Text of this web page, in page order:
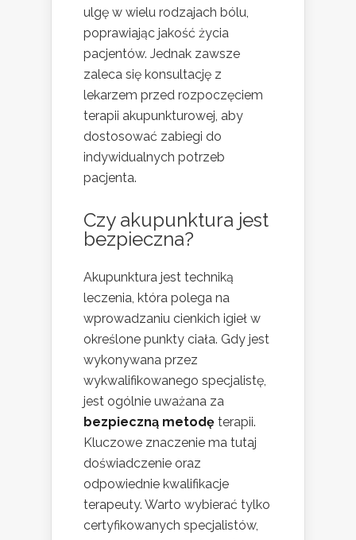
ulgę w wielu rodzajach bólu,
poprawiając jakość życia
pacjentów. Jednak zawsze
zaleca się konsultację z
lekarzem przed rozpoczęciem
terapii akupunkturowej, aby
dostosować zabiegi do
indywidualnych potrzeb
pacjenta.
Czy akupunktura jest
bezpieczna?
Akupunktura jest techniką
leczenia, która polega na
wprowadzaniu cienkich igieł w
określone punkty ciała. Gdy jest
wykonywana przez
wykwalifikowanego specjalistę,
jest ogólnie uważana za
bezpieczną metodę terapii.
Kluczowe znaczenie ma tutaj
doświadczenie oraz
odpowiednie kwalifikacje
terapeuty. Warto wybierać tylko
certyfikowanych specjalistów,